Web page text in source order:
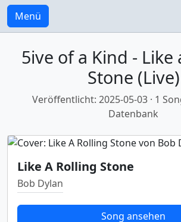
Menü
5ive of a Kind - Like
Stone (Live)
Veröffentlicht: 2025-05-03 · 1
Datenbank
Like A Rolling Stone
Bob Dylan
Song ansehen